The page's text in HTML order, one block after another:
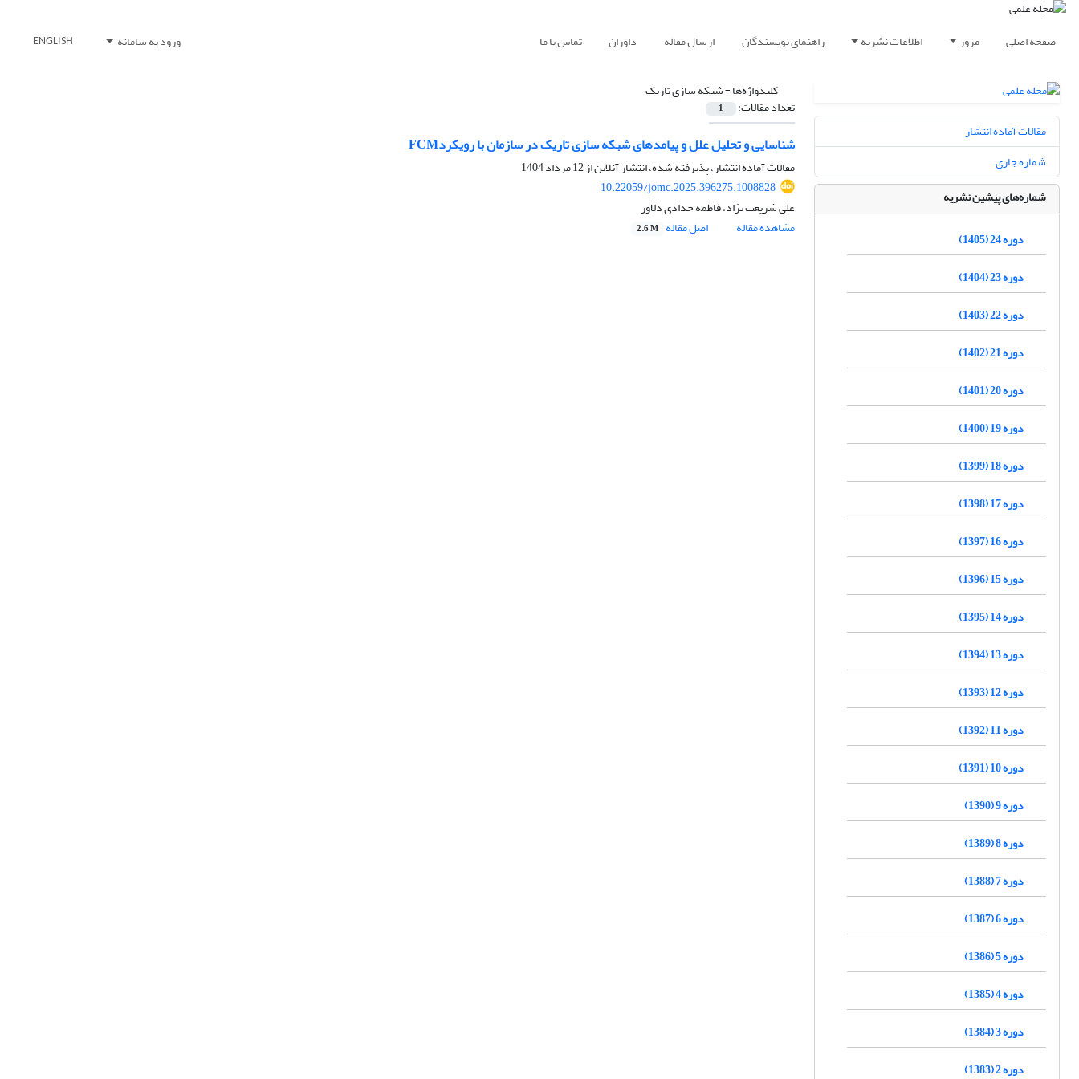
صفحه اصلی مرور اطلاعات نشریه راهنمای نویسندگان ارسال مقاله داوران تماس با ما ورود به سامانه ENGLISH
کلیدواژه‌ها =شبکه سازی تاریک
تعداد مقالات: 1
شناسایی و تحلیل علل و پیامدهای شبکه سازی تاریک در سازمان با رویکردFCM
مقالات آماده انتشار، پذیرفته شده، انتشار آنلاین از12 مرداد 1404
10.22059/jomc.2025.396275.1008828
علی شریعت نژاد، فاطمه حدادی دلاور
مشاهده مقاله
اصل مقاله 2.6 M
مقالات آماده انتشار
شماره جاری
شماره‌های پیشین نشریه
دوره 24 (1405)
دوره 23 (1404)
دوره 22 (1403)
دوره 21 (1402)
دوره 20 (1401)
دوره 19 (1400)
دوره 18 (1399)
دوره 17 (1398)
دوره 16 (1397)
دوره 15 (1396)
دوره 14 (1395)
دوره 13 (1394)
دوره 12 (1393)
دوره 11 (1392)
دوره 10 (1391)
دوره 9 (1390)
دوره 8 (1389)
دوره 7 (1388)
دوره 6 (1387)
دوره 5 (1386)
دوره 4 (1385)
دوره 3 (1384)
دوره 2 (1383)